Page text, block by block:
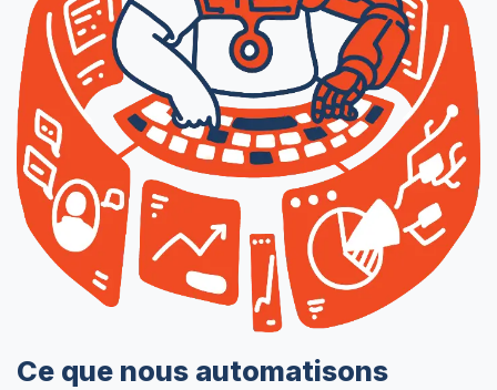
Ce que nous automatisons